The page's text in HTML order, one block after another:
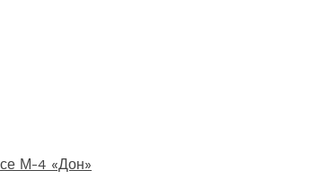
М-4 «Дон»